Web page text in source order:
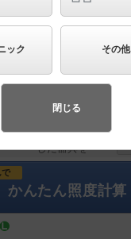
各種データ
チェック
した器具を
で
かんたん 照度計算
ック その他
閉じる